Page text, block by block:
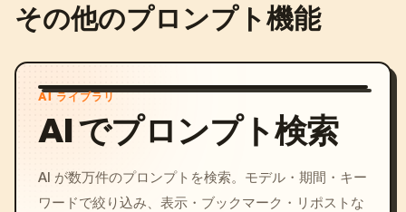
その他のプロンプト機能
AI ライブラリ
AI でプロンプト検索
AI が数万件のプロンプトを検索。モデル・期間・キー
ワードで絞り込み、表示・ブックマーク・リポストな